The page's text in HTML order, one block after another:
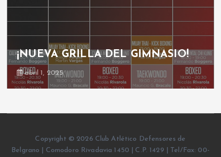
¡NUEVA GRILLA DEL GIMNASIO!
abril 1, 2025
Copyright © 2026 Club Atlético Defensores de
Belgrano | Comodoro Rivadavia 1450 | C.P. 1429 | Tel/Fax: 00-